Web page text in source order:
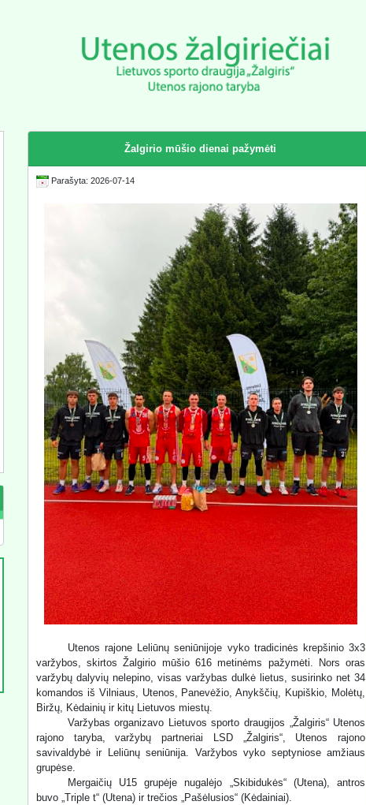
Žalgirio mūšio dienai pažymėti
Parašyta: 2026-07-14
Utenos rajone Leliūnų seniūnijoje vyko tradicinės krepšinio 3x3
varžybos, skirtos Žalgirio mūšio 616 metinėms pažymėti. Nors oras
varžybų dalyvių nelepino, visas varžybas dulkė lietus, susirinko net 34
komandos iš Vilniaus, Utenos, Panevėžio, Anykščių, Kupiškio, Molėtų,
Biržų, Kėdainių ir kitų Lietuvos miestų.
Varžybas organizavo Lietuvos sporto draugijos „Žalgiris“ Utenos
rajono taryba, varžybų partneriai LSD „Žalgiris“, Utenos rajono
savivaldybė ir Leliūnų seniūnija. Varžybos vyko septyniose amžiaus
grupėse.
Mergaičių U15 grupėje nugalėjo „Skibidukės“ (Utena), antros
buvo „Triple t“ (Utena) ir trečios „Pašėlusios“ (Kėdainiai).